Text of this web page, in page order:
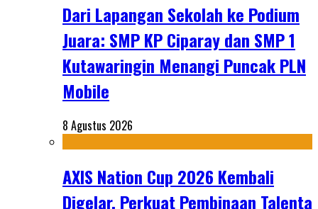
Dari Lapangan Sekolah ke Podium
Juara: SMP KP Ciparay dan SMP 1
Kutawaringin Menangi Puncak PLN
Mobile
8 Agustus 2026
AXIS Nation Cup 2026 Kembali
Digelar, Perkuat Pembinaan Talenta